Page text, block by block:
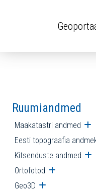
Ruumiandmed
Maakatastri andmed
Eesti topograafia
Kitsenduste andmed
Ortofotod Ava
Geo3D Ava